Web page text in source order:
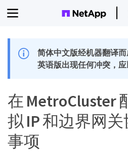
简体中文版经机器翻译
英语版出现任何冲突，应
在 MetroCluster
拟 IP 和边界网
事项